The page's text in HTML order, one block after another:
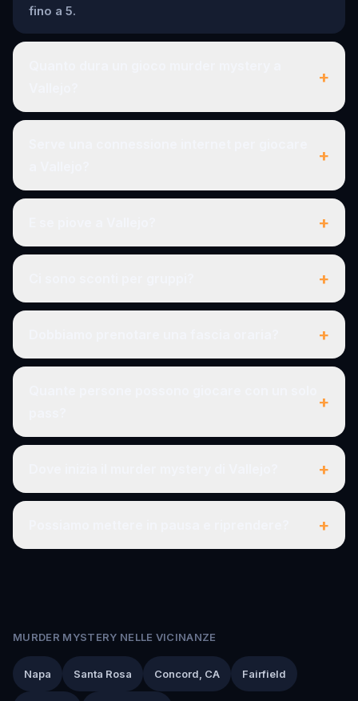
fino a 5.
+
+
+
+
+
+
+
+
MURDER MYSTERY NELLE VICINANZE
Napa Santa Rosa Concord, CA Fairfield